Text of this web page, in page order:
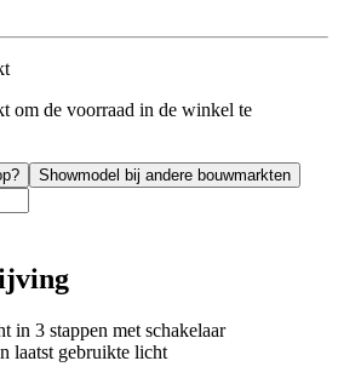
om de voorraad in de winkel te
Showmodel bij andere bouwmarkten
in 3 stappen met schakelaar
laatst gebruikte licht